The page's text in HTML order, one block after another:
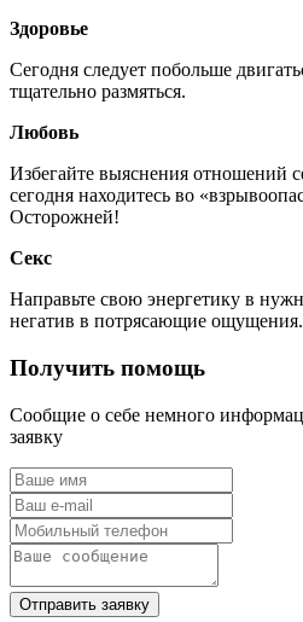
Здоровье
Сегодня следует побольше
тщательно размяться.
Любовь
Избегайте выяснения отношений
сегодня находитесь во
Осторожней!
Секс
Направьте свою энергетику в
негатив в потрясающие ощущения.
Получить помощь
Сообщие о себе немного
заявку
Отправить заявку